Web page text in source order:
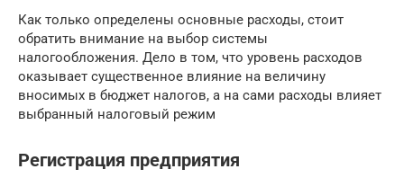
Как только определены основные расходы, стоит
обратить внимание на выбор системы
налогообложения. Дело в том, что уровень расходов
оказывает существенное влияние на величину
вносимых в бюджет налогов, а на сами расходы влияет
выбранный налоговый режим
Регистрация предприятия